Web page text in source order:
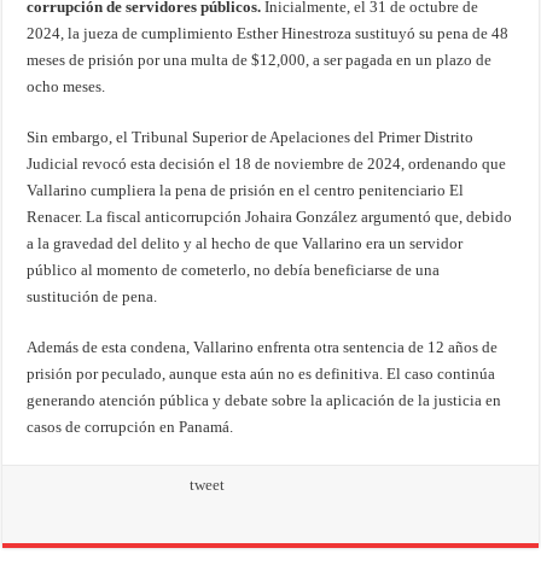
corrupción de servidores públicos.Inicialmente, el 31 de octubre de
2024, la jueza de cumplimiento Esther Hinestroza sustituyó su pena de 48
meses de prisión por una multa de $12,000, a ser pagada en un plazo de
ocho meses.
Sin embargo, el Tribunal Superior de Apelaciones del Primer Distrito
Judicial revocó esta decisión el 18 de noviembre de 2024, ordenando que
Vallarino cumpliera la pena de prisión en el centro penitenciario El
Renacer. La fiscal anticorrupción Johaira González argumentó que, debido
a la gravedad del delito y al hecho de que Vallarino era un servidor
público al momento de cometerlo, no debía beneficiarse de una
sustitución de pena.
Además de esta condena, Vallarino enfrenta otra sentencia de 12 años de
prisión por peculado, aunque esta aún no es definitiva. El caso continúa
generando atención pública y debate sobre la aplicación de la justicia en
casos de corrupción en Panamá.
tweet